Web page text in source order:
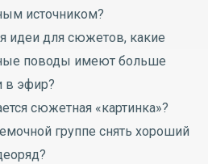
источником?
идеи для сюжетов, какие
поводы имеют больше
в эфир?
сюжетная «картинка»?
группе снять хороший